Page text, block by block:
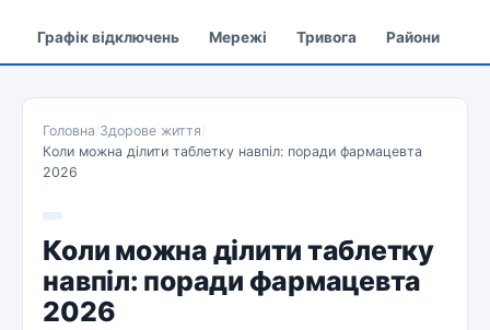
Графік відключень Мережі Тривога Райони
Головна/Здорове життя/
Коли можна ділити таблетку навпіл: поради фармацевта
2026
Коли можна ділити таблетку
навпіл: поради фармацевта
2026